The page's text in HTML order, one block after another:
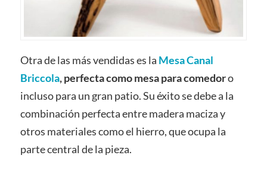
Otra de las más vendidas es la Mesa Canal
Briccola, perfecta como mesa para comedoro
incluso para un gran patio. Su éxito se debe a la
combinación perfecta entre madera maciza y
otros materiales como el hierro, que ocupa la
parte central de la pieza.